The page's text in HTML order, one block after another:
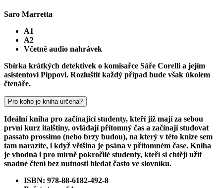
Saro Marretta
A1
A2
Včetně audio nahrávek
Sbírka krátkých detektivek o komisařce Sáře Corelli a jejím
asistentovi Pippovi. Rozluštit každý případ bude však úkolem
čtenáře.
Pro koho je kniha určena?
Ideální kniha pro začínající studenty, kteří již mají za sebou
první kurz italštiny, ovládají přítomný čas a začínají studovat
passato prossimo (nebo brzy budou), na který v této knize sem
tam narazíte, i když většina je psána v přítomném čase. Kniha
je vhodná i pro mírně pokročilé studenty, kteří si chtějí užít
snadné čtení bez nutnosti hledat často ve slovníku.
ISBN: 978-88-6182-492-8